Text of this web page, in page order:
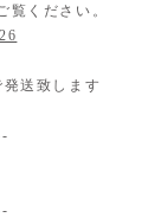
覧ください。
送致します